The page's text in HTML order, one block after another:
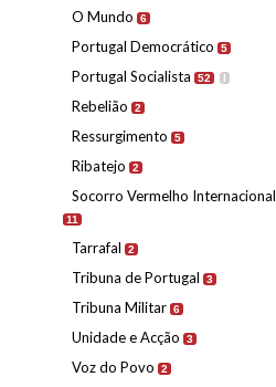
O Mundo 6
Portugal Democrático 5
Portugal Socialista 52 I
Rebelião 2
Ressurgimento 5
Ribatejo 2
Socorro Vermelho Internacional
11
Tarrafal 2
Tribuna de Portugal 3
Tribuna Militar 6
Unidade e Acção 3
Voz do Povo 2